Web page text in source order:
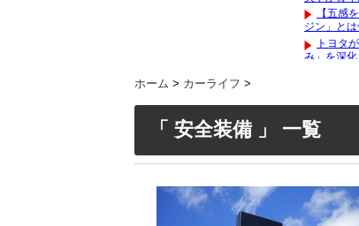
ホーム > カーライフ >
「 安全装備 」 一覧